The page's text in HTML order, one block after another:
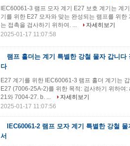
IEC60061-3 램프 모자 계기 E27 보호 계기는 계
기를 위한 E27 모자와 맞는 완성되는 램프를 위
는 접촉을 검사하기 위하여. ...
자세히보기
2025-01-17 11:07:58
램프 홀더는 계기 특별한 강철 물자 갑니다
다
E27 계기를 위한 IEC60061-3 램프 홀더 계기는
E27 (7006-25A-2)를 위한 목적: 검사하기 위하여
21와 7004-27. b. ...
자세히보기
2025-01-17 11:07:56
IEC60061-2 램프 모자 계기 특별한 강철
서